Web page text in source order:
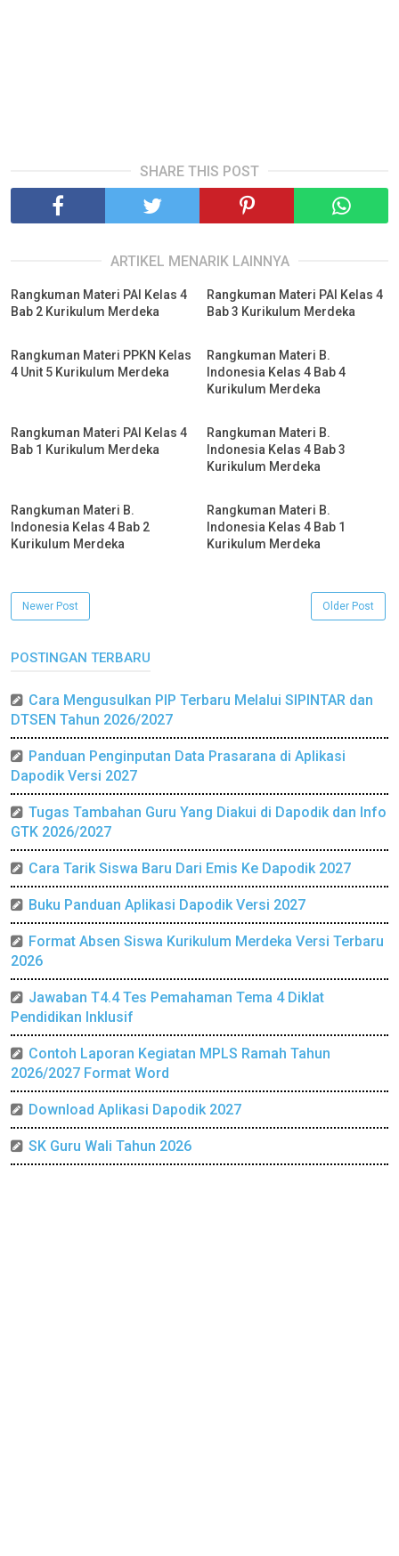
SHARE THIS POST
ARTIKEL MENARIK LAINNYA
Rangkuman Materi PAI Kelas 4
Bab 2 Kurikulum Merdeka
Rangkuman Materi PAI Kelas 4
Bab 3 Kurikulum Merdeka
Rangkuman Materi PPKN Kelas
4 Unit 5 Kurikulum Merdeka
Rangkuman Materi B.
Indonesia Kelas 4 Bab 4
Kurikulum Merdeka
Rangkuman Materi PAI Kelas 4
Bab 1 Kurikulum Merdeka
Rangkuman Materi B.
Indonesia Kelas 4 Bab 3
Kurikulum Merdeka
Rangkuman Materi B.
Indonesia Kelas 4 Bab 2
Kurikulum Merdeka
Rangkuman Materi B.
Indonesia Kelas 4 Bab 1
Kurikulum Merdeka
Newer Post Older Post
POSTINGAN TERBARU
Cara Mengusulkan PIP Terbaru Melalui SIPINTAR dan
DTSEN Tahun 2026/2027
Panduan Penginputan Data Prasarana di Aplikasi
Dapodik Versi 2027
Tugas Tambahan Guru Yang Diakui di Dapodik dan Info
GTK 2026/2027
Cara Tarik Siswa Baru Dari Emis Ke Dapodik 2027
Buku Panduan Aplikasi Dapodik Versi 2027
Format Absen Siswa Kurikulum Merdeka Versi Terbaru
2026
Jawaban T4.4 Tes Pemahaman Tema 4 Diklat
Pendidikan Inklusif
Contoh Laporan Kegiatan MPLS Ramah Tahun
2026/2027 Format Word
Download Aplikasi Dapodik 2027
SK Guru Wali Tahun 2026